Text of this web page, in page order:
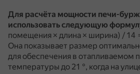
Для расчёта мощности печи-
использовать следующую
помещения × длина × ширина) / 14
Она показывает размер
для обеспечения в отапливаемом
температуры до 21 °, когда на